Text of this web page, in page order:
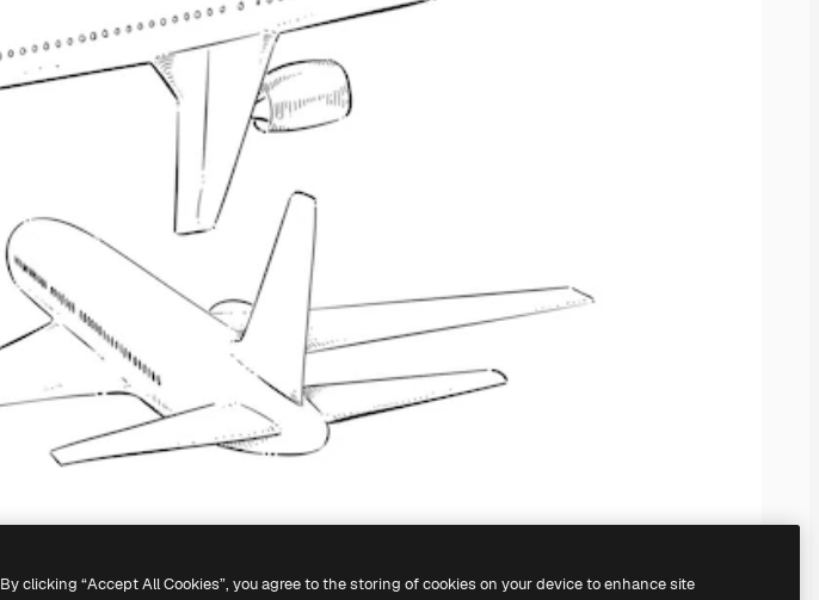
By clicking “Accept All Cookies”, you agree to the storing of cookies on your device to enhance site